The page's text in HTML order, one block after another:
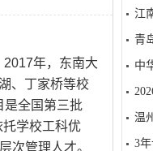
2017年，东南大
、丁家桥等校
是全国第三批
托学校工科优
次管理人才。